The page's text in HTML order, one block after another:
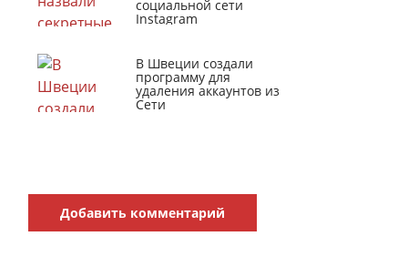
социальной сети
Instagram
В Швеции создали
программу для
удаления аккаунтов из
Сети
Добавить комментарий